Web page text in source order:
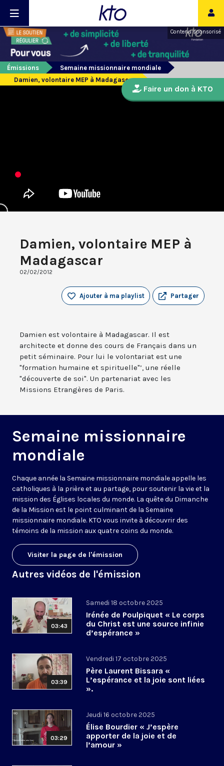
Contenu sponsorisé
Émissions
Semaine missionnaire mondiale
Damien, volontaire MEP à Madagascar
Damien, volontaire MEP à
Madagascar
02/02/2012
Partager
Ajouter à ma playlist
Damien est volontaire à Madagascar. Il est
architecte et donne des cours de Français dans un
petit séminaire. Pour lui le volontariat est une
"formation humaine et spirituelle"’, une réelle
"découverte de soi". Un partenariat avec les
Missions Etrangères de Paris.
Semaine missionnaire
mondiale
Chaque année la Semaine missionnaire mondiale appelle les
catholiques à la prière et au partage, pour soutenir la vie et la
mission des Églises locales du monde. La quête du Dimanche
de la Mission est le point culminant de la Semaine
missionnaire mondiale. KTO vous invite à découvrir des
témoins de la mission aux quatre coins du monde.
Visiter la page de l'émission
Autres vidéos de l'émission
03:43
Samedi 18 octobre 2025
Irénée de Poulpiquet « Le corps
du Christ est une source infinie
d’espérance »
03:39
Vendredi 17 octobre 2025
Père Laurent Bissara «
L’espérance et la joie sont liées
».
03:29
Jeudi 16 octobre 2025
Élise Bourdier « J’espère
apporter de la joie et de
l’amour »
Faire un don à KTO